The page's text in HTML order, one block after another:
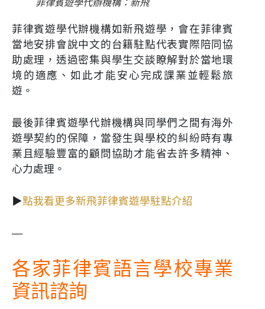
菲律賓遊學代辦機構：新飛
菲律賓遊學代辦機構如新飛遊學，會在菲律賓
當地安排會說中文的台籍駐點代表實際陪同協
助處理，透過密集與學生交談瞭解對於當地環
境的適應、如此才能安心完成課業並輕鬆旅
遊。
最後菲律賓遊學代辦機構與同學們之間有海外
遊學契約的保障，當發生與學校的糾紛時有專
業且經驗豐富的顧問協助才能省去許多精神、
心力處理。
▶點我看更多新飛菲律賓遊學駐點介紹
—
各家菲律賓語言學校專業
資訊諮詢